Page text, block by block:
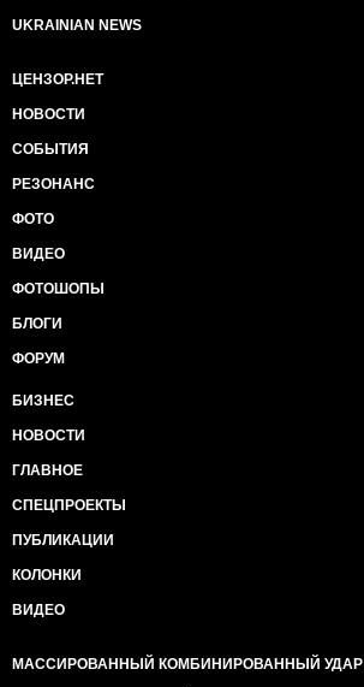
UKRAINIAN NEWS
ЦЕНЗОР.НЕТ
НОВОСТИ
СОБЫТИЯ
РЕЗОНАНС
ФОТО
ВИДЕО
ФОТОШОПЫ
БЛОГИ
ФОРУМ
БИЗНЕС
НОВОСТИ
ГЛАВНОЕ
СПЕЦПРОЕКТЫ
ПУБЛИКАЦИИ
КОЛОНКИ
ВИДЕО
МАССИРОВАННЫЙ КОМБИНИРОВАННЫЙ УДАР